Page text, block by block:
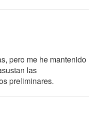
pero me he mantenido
las
preliminares.